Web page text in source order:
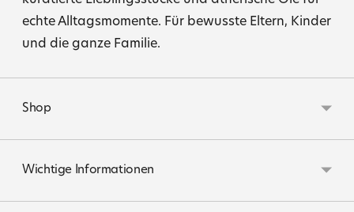
echte Alltagsmomente. Für bewusste Eltern, Kinder
und die ganze Familie.
Shop
Wichtige Informationen